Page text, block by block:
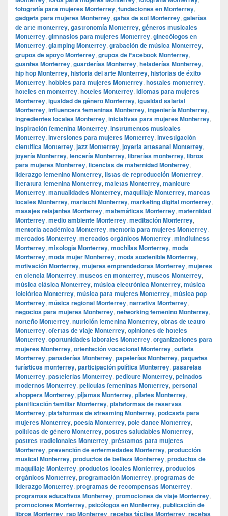
fotografía para mujeres Monterrey, fundaciones en Monterrey,
gadgets para mujeres Monterrey, gafas de sol Monterrey, galerías
de arte monterrey, gastronomía Monterrey, géneros musicales
Monterrey, gimnasios para mujeres Monterrey, ginecólogos en
Monterrey, glamping Monterrey, grabación de música Monterrey,
grupos de apoyo Monterrey, grupos de Facebook Monterrey,
guantes Monterrey, guarderías Monterrey, heladerías Monterrey,
hip hop Monterrey, historia del arte Monterrey, historias de éxito
Monterrey, hobbies para mujeres Monterrey, hostales monterrey,
hoteles en monterrey, hoteles Monterrey, idiomas para mujeres
Monterrey, igualdad de género Monterrey, igualdad salarial
Monterrey, influencers femeninas Monterrey, ingeniería Monterrey,
ingredientes locales Monterrey, iniciativas para mujeres Monterrey,
inspiración femenina Monterrey, instrumentos musicales
Monterrey, inversiones para mujeres Monterrey, investigación
científica Monterrey, jazz Monterrey, joyería artesanal Monterrey,
joyería Monterrey, lencería Monterrey, librerías monterrey, libros
para mujeres Monterrey, licencias de maternidad Monterrey,
liderazgo femenino Monterrey, listas de reproducción Monterrey,
literatura femenina Monterrey, maletas Monterrey, manicure
Monterrey, manualidades Monterrey, maquillaje Monterrey, marcas
locales Monterrey, mariachi Monterrey, marketing digital monterrey,
masajes relajantes Monterrey, matemáticas Monterrey, maternidad
Monterrey, medio ambiente Monterrey, meditación Monterrey,
mentoría académica Monterrey, mentoría para mujeres Monterrey,
mercados Monterrey, mercados orgánicos Monterrey, mindfulness
Monterrey, mixología Monterrey, mochilas Monterrey, moda
Monterrey, moda mujer Monterrey, moda sostenible Monterrey,
motivación Monterrey, mujeres emprendedoras Monterrey, mujeres
en ciencia Monterrey, museos en monterrey, museos Monterrey,
música clásica Monterrey, música electrónica Monterrey, música
folclórica Monterrey, música para mujeres Monterrey, música pop
Monterrey, música regional Monterrey, narrativa Monterrey,
negocios para mujeres Monterrey, networking femenino Monterrey,
norteño Monterrey, nutrición femenina Monterrey, obras de teatro
Monterrey, ofertas de viaje Monterrey, opiniones de hoteles
Monterrey, oportunidades laborales Monterrey, organizaciones para
mujeres Monterrey, orientación vocacional Monterrey, outlets
Monterrey, panaderías Monterrey, papelerías Monterrey, paquetes
turísticos monterrey, participación política Monterrey, pasarelas
Monterrey, pastelerías Monterrey, pedicure Monterrey, peinados
modernos Monterrey, películas femeninas Monterrey, personal
shoppers Monterrey, pijamas Monterrey, pilates Monterrey,
planificación familiar Monterrey, plataformas de reservas
Monterrey, plataformas de streaming Monterrey, podcasts para
mujeres Monterrey, poesía Monterrey, pole dance Monterrey,
políticas de género Monterrey, postres saludables Monterrey,
postres tradicionales Monterrey, préstamos para mujeres
Monterrey, prevención de enfermedades Monterrey, producción
musical Monterrey, productos de belleza Monterrey, productos de
maquillaje Monterrey, productos locales Monterrey, productos
orgánicos Monterrey, programación Monterrey, programas de
liderazgo Monterrey, programas de recompensas Monterrey,
programas educativos Monterrey, promociones de viaje Monterrey,
promociones Monterrey, psicólogos en Monterrey, publicación de
libros Monterrey, rap Monterrey, recetas fáciles Monterrey, recetas